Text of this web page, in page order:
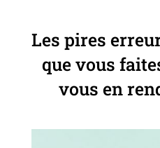
Les pires
que vous
vous en